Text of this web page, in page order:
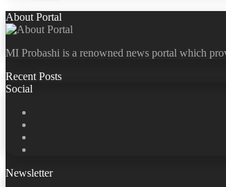
About Portal
MI Probashi is a renowned news portal which
Recent Posts
Social
Newsletter